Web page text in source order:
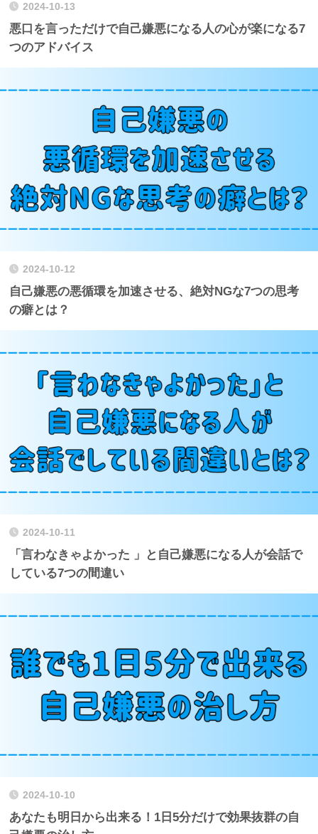
2024-10-13
悪口を言っただけで自己嫌悪になる人の心が楽になる7
つのアドバイス
2024-10-12
自己嫌悪の悪循環を加速させる、絶対NGな7つの思考
の癖とは？
2024-10-11
「言わなきゃよかった 」と自己嫌悪になる人が会話で
している7つの間違い
2024-10-10
あなたも明日から出来る！1日5分だけで効果抜群の自